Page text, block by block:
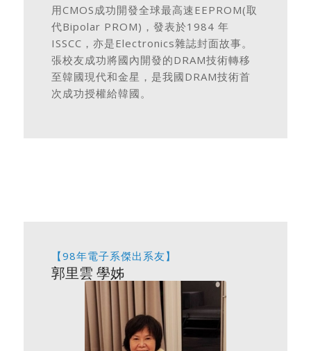
用CMOS成功開發全球最高速EEPROM(取
代Bipolar PROM)，發表於1984 年
ISSCC，亦是Electronics雜誌封面故事。
張校友成功將國內開發的DRAM技術轉移
至韓國現代和金星，是我國DRAM技術首
次成功授權給韓國。
【98年電子系傑出系友】
郭里雲 學姊